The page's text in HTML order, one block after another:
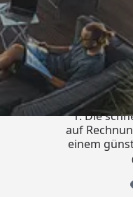
1. Die
auf
einem
der